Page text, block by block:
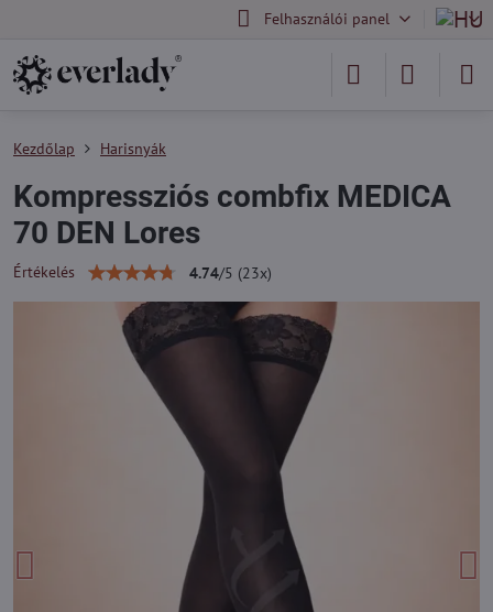
Felhasználói panel
Kezdőlap Harisnyák
Kompressziós combfix MEDICA
70 DEN Lores
Értékelés 4.74/5 (23x)